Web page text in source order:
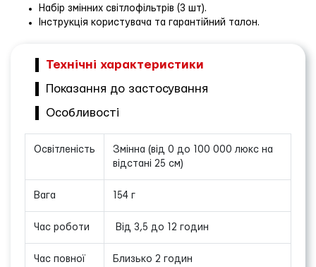
Набір змінних світлофільтрів (3 шт).
Інструкція користувача та гарантійний талон.
Технічні характеристики
Показання до застосування
Особливості
Освітленість
Змінна (від 0 до 100 000 люкс на
відстані 25 см)
Вага 154 г
Час роботи Від 3,5 до 12 годин
Час повної
Близько 2 годин